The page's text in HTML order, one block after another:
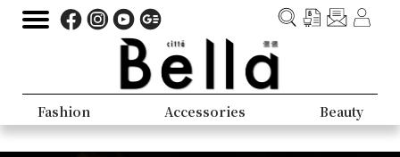
Fashion Accessories Beauty